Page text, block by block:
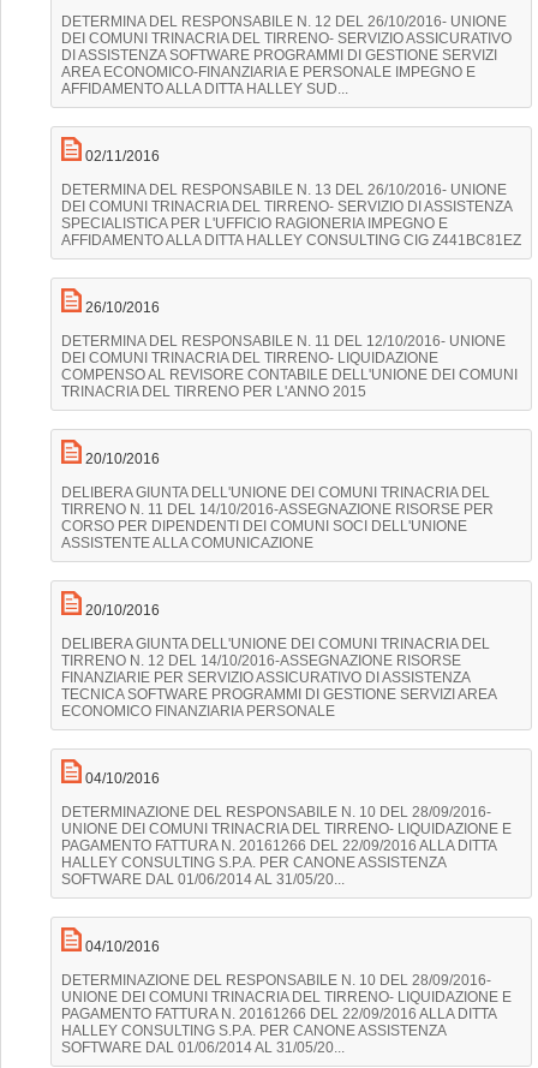
DETERMINA DEL RESPONSABILE N. 12 DEL 26/10/2016- UNIONE
DEI COMUNI TRINACRIA DEL TIRRENO- SERVIZIO ASSICURATIVO
DI ASSISTENZA SOFTWARE PROGRAMMI DI GESTIONE SERVIZI
AREA ECONOMICO-FINANZIARIA E PERSONALE IMPEGNO E
AFFIDAMENTO ALLA DITTA HALLEY SUD...
02/11/2016
DETERMINA DEL RESPONSABILE N. 13 DEL 26/10/2016- UNIONE
DEI COMUNI TRINACRIA DEL TIRRENO- SERVIZIO DI ASSISTENZA
SPECIALISTICA PER L'UFFICIO RAGIONERIA IMPEGNO E
AFFIDAMENTO ALLA DITTA HALLEY CONSULTING CIG Z441BC81EZ
26/10/2016
DETERMINA DEL RESPONSABILE N. 11 DEL 12/10/2016- UNIONE
DEI COMUNI TRINACRIA DEL TIRRENO- LIQUIDAZIONE
COMPENSO AL REVISORE CONTABILE DELL'UNIONE DEI COMUNI
TRINACRIA DEL TIRRENO PER L'ANNO 2015
20/10/2016
DELIBERA GIUNTA DELL'UNIONE DEI COMUNI TRINACRIA DEL
TIRRENO N. 11 DEL 14/10/2016-ASSEGNAZIONE RISORSE PER
CORSO PER DIPENDENTI DEI COMUNI SOCI DELL'UNIONE
ASSISTENTE ALLA COMUNICAZIONE
20/10/2016
DELIBERA GIUNTA DELL'UNIONE DEI COMUNI TRINACRIA DEL
TIRRENO N. 12 DEL 14/10/2016-ASSEGNAZIONE RISORSE
FINANZIARIE PER SERVIZIO ASSICURATIVO DI ASSISTENZA
TECNICA SOFTWARE PROGRAMMI DI GESTIONE SERVIZI AREA
ECONOMICO FINANZIARIA PERSONALE
04/10/2016
DETERMINAZIONE DEL RESPONSABILE N. 10 DEL 28/09/2016-
UNIONE DEI COMUNI TRINACRIA DEL TIRRENO- LIQUIDAZIONE E
PAGAMENTO FATTURA N. 20161266 DEL 22/09/2016 ALLA DITTA
HALLEY CONSULTING S.P.A. PER CANONE ASSISTENZA
SOFTWARE DAL 01/06/2014 AL 31/05/20...
04/10/2016
DETERMINAZIONE DEL RESPONSABILE N. 10 DEL 28/09/2016-
UNIONE DEI COMUNI TRINACRIA DEL TIRRENO- LIQUIDAZIONE E
PAGAMENTO FATTURA N. 20161266 DEL 22/09/2016 ALLA DITTA
HALLEY CONSULTING S.P.A. PER CANONE ASSISTENZA
SOFTWARE DAL 01/06/2014 AL 31/05/20...